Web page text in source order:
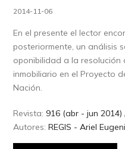
2014-11-06
En el presente el lector
posteriormente, un análisis
oponibilidad a la resolución
inmobiliario en el Proyecto
Nación.
Revista: 916 (abr - jun 2014)
Autores:REGIS - Ariel